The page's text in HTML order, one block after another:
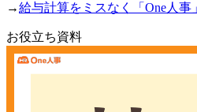
→給与計算をミスなく「One人
お役立ち資料